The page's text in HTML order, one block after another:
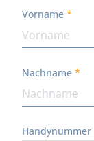
Vorname
Nachname
Handynummer